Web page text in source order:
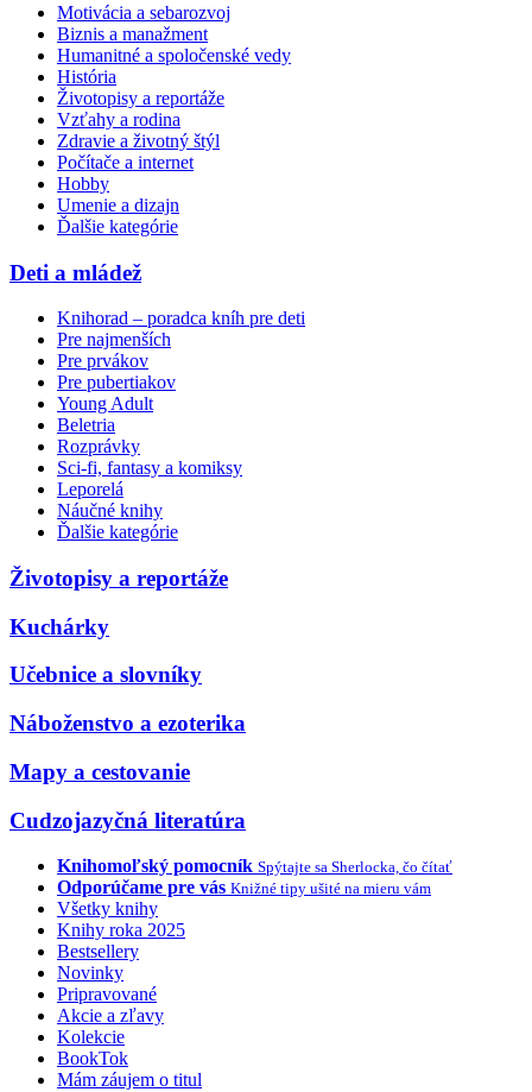
Motivácia a sebarozvoj
Biznis a manažment
Humanitné a spoločenské vedy
História
Životopisy a reportáže
Vzťahy a rodina
Zdravie a životný štýl
Počítače a internet
Hobby
Umenie a dizajn
Ďalšie kategórie
Deti a mládež
Knihorad – poradca kníh pre deti
Pre najmenších
Pre prvákov
Pre pubertiakov
Young Adult
Beletria
Rozprávky
Sci-fi, fantasy a komiksy
Leporelá
Náučné knihy
Ďalšie kategórie
Životopisy a reportáže
Kuchárky
Učebnice a slovníky
Náboženstvo a ezoterika
Mapy a cestovanie
Cudzojazyčná literatúra
Knihomoľský pomocník Spýtajte sa Sherlocka, čo čítať
Odporúčame pre vás Knižné tipy ušité na mieru vám
Všetky knihy
Knihy roka 2025
Bestsellery
Novinky
Pripravované
Akcie a zľavy
Kolekcie
BookTok
Mám záujem o titul